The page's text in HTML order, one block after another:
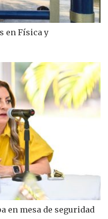
en Física y
en mesa de seguridad